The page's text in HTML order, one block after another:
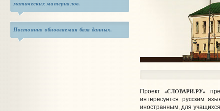
мати­ческих мате­риалов.
Постоянно обновляемая база данных.
Проект«СЛОВАРИ.РУ»
интересуется русским
иностранным, для